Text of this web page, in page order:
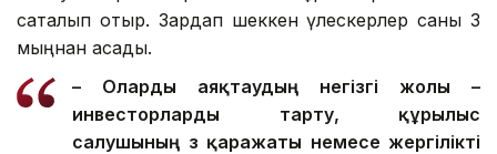
сақталып отыр. Зардап шеккен үлескерлер саны 3
мыңнан асады.
– Оларды аяқтаудың негізгі жолы –
инвесторларды тарту, құрылыс
салушының өз қаражаты немесе жергілікті